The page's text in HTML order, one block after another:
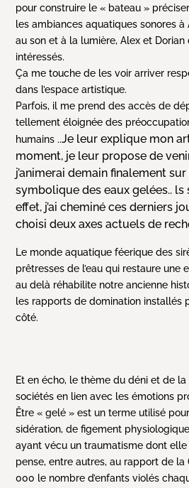
pour construire le « bateau »
les ambiances aquatiques sonores
au son et à la lumière, Alex et
intéressés.
Ça me touche de les voir arriver
dans l’espace artistique.
Parfois, il me prend des accès de
tellement éloignée des
humains ..Je leur explique mon
moment, je leur propose de
j’animerai demain finalement
symbolique des eaux gelées.. ls
effet, j’ai cheminé ces derniers
choisi deux axes actuels de
Le monde aquatique féerique des
prêtresses de l’eau qui restaure une
au delà réhabilite notre ancienne
les rapports de domination installés
côté.
Et en écho, le thème du déni et de
sociétés en lien avec les émotions
Être « gelé » est un terme utilisé
sidération, de figement
ayant vécu un traumatisme dont elle
pense, entre autres, au rapport de la
000 le nombre d’enfants violés